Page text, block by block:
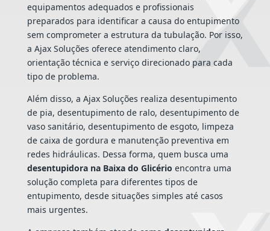
equipamentos adequados e profissionais
preparados para identificar a causa do entupimento
sem comprometer a estrutura da tubulação. Por isso,
a Ajax Soluções oferece atendimento claro,
orientação técnica e serviço direcionado para cada
tipo de problema.
Além disso, a Ajax Soluções realiza desentupimento
de pia, desentupimento de ralo, desentupimento de
vaso sanitário, desentupimento de esgoto, limpeza
de caixa de gordura e manutenção preventiva em
redes hidráulicas. Dessa forma, quem busca uma
desentupidora na Baixa do Glicério encontra uma
solução completa para diferentes tipos de
entupimento, desde situações simples até casos
mais urgentes.